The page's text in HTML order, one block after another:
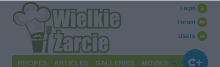
Users
Forum
Login
RECIPES ARTICLES GALLERIES MOVIES